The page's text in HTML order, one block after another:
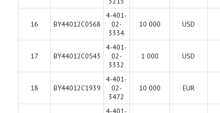
16 BY44012C0568
4-401-
02-
3334
10 000 USD
17 BY44012C0543
4-401-
02-
3332
1 000 USD
18 BY44012C1939
4-401-
02-
3472
10 000 EUR
4-401-